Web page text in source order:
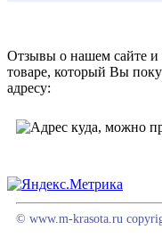
Отзывы о нашем сайте и
товаре, который Вы
адресу:
© www.m-krasota.ru